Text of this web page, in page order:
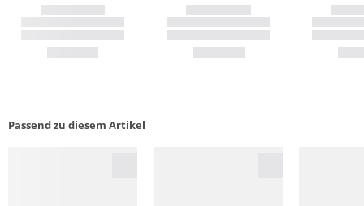
Passend zu diesem Artikel